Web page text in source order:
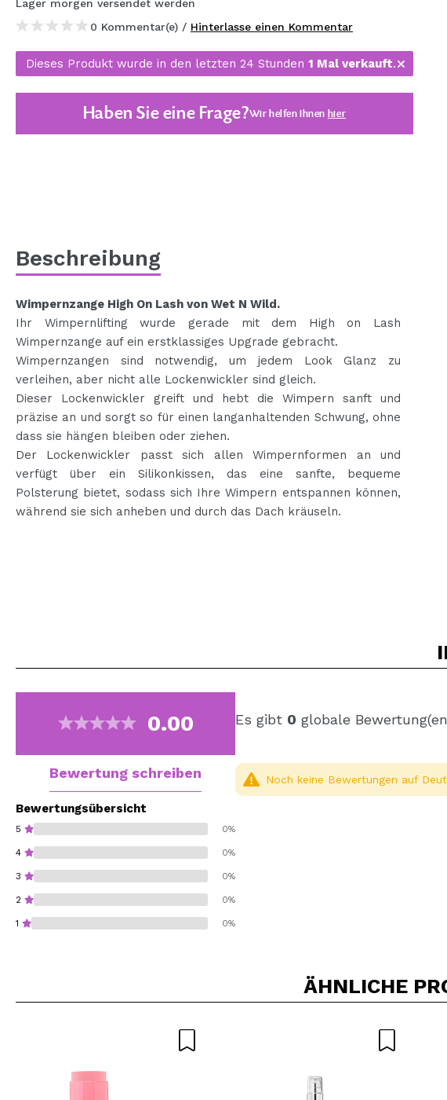
MAQUIFARMA
KOREA ZONE
TRAVEL SIZE
NATURE
BALD VERFÜGBAR
Lager morgen versendet werden
0 Kommentar(e) / Hinterlasse einen Kommentar
Dieses Produkt wurde in den letzten 24 Stunden 1 Mal verkauft.
Haben Sie eine Frage?Wir helfen Ihnen hier
Beschreibung
Wimpernzange High On Lash von Wet N Wild.
Ihr Wimpernlifting wurde gerade mit dem High on Lash
Wimpernzange auf ein erstklassiges Upgrade gebracht.
Wimpernzangen sind notwendig, um jedem Look Glanz zu
verleihen, aber nicht alle Lockenwickler sind gleich.
Dieser Lockenwickler greift und hebt die Wimpern sanft und
präzise an und sorgt so für einen langanhaltenden Schwung, ohne
dass sie hängen bleiben oder ziehen.
Der Lockenwickler passt sich allen Wimpernformen an und
verfügt über ein Silikonkissen, das eine sanfte, bequeme
Polsterung bietet, sodass sich Ihre Wimpern entspannen können,
während sie sich anheben und durch das Dach kräuseln.
0.00
Bewertung schreiben
Bewertungsübersicht
5 0%
4 0%
3 0%
2 0%
1 0%
Es gibt 0 globale
Noch keine Bewertungen auf
ÄHNLICHE